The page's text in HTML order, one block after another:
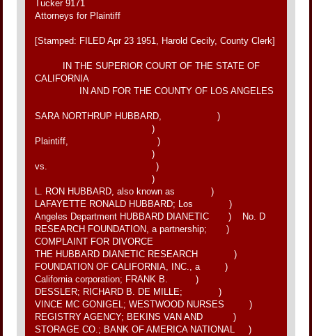
Tucker 9171
Attorneys for Plaintiff
[Stamped: FILED Apr 23 1951, Harold Cecily, County Clerk]
IN THE SUPERIOR COURT OF THE STATE OF
CALIFORNIA
IN AND FOR THE COUNTY OF LOS ANGELES
SARA NORTHRUP HUBBARD, )
)
Plaintiff, )
)
vs. )
)
L. RON HUBBARD, also known as )
LAFAYETTE RONALD HUBBARD; Los )
Angeles Department HUBBARD DIANETIC ) No. D
RESEARCH FOUNDATION, a partnership; )
COMPLAINT FOR DIVORCE
THE HUBBARD DIANETIC RESEARCH )
FOUNDATION OF CALIFORNIA, INC., a )
California corporation; FRANK B. )
DESSLER; RICHARD B. DE MILLE; )
VINCE MC GONIGEL; WESTWOOD NURSES )
REGISTRY AGENCY; BEKINS VAN AND )
STORAGE CO.; BANK OF AMERICA NATIONAL )